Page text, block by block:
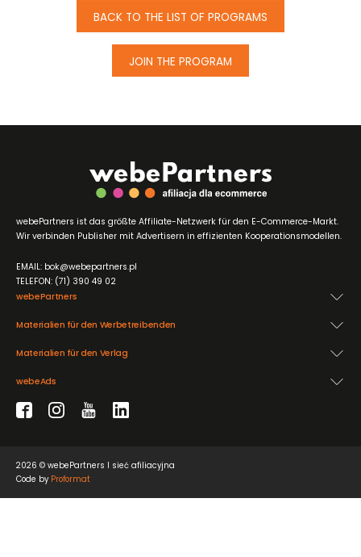
BACK TO THE LIST OF PROGRAMS
JOIN THE PROGRAM
webePartners
Materialien für den Werbetreibenden
Materialien für den Verlag
webeAds
webePartners ist das größte Affiliate-Netzwerk für den E-Commerce-Markt.
Wir verbinden Publisher mit Advertisern in effizienten Kooperationsmodellen.
EMAIL: bok@webepartners.pl
TELEFON: (71) 390 49 02
2026 © webePartners I sieć afiliacyjna
Code by Proformat